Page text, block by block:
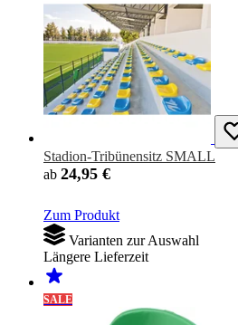
Stadion-Tribünensitz SMALL
ab 24,95 €
Zum Produkt
Varianten zur Auswahl
Längere Lieferzeit
SALE